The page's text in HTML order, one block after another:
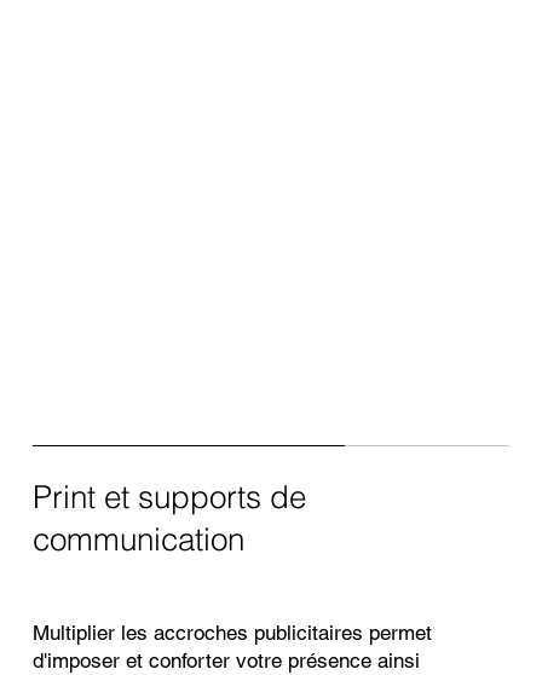
Multiplier les accroches publicitaires permet
d'imposer et conforter votre présence ainsi
Print et supports de
communication